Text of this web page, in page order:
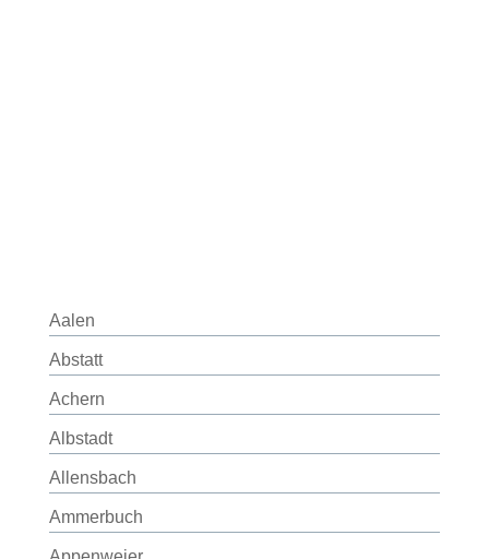
Aalen
Abstatt
Achern
Albstadt
Allensbach
Ammerbuch